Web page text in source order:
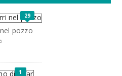
29
pozzo
1